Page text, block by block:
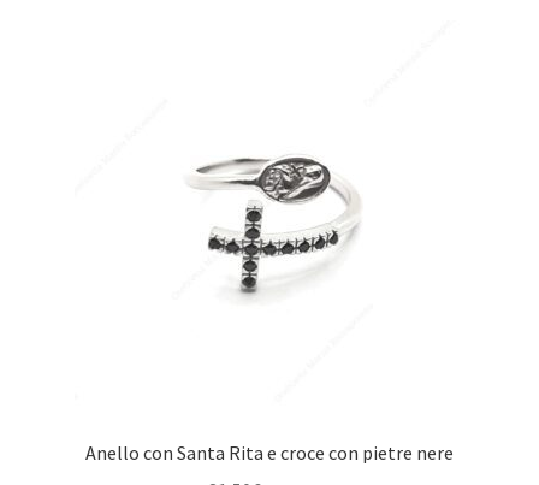
Anello con Santa Rita e croce con pietre nere